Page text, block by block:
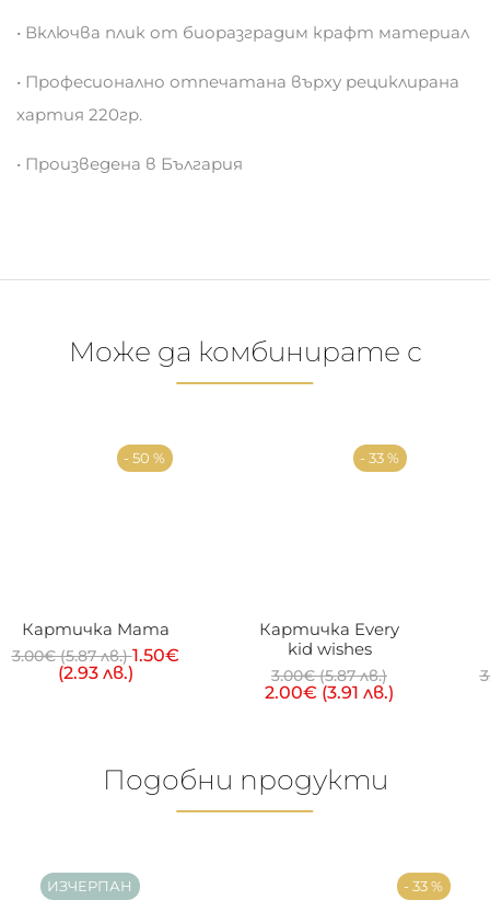
• Включва плик от биоразградим крафт материал
• Професионално отпечатана върху рециклирана
хартия 220гр.
• Произведена в България
Може да комбинирате с
- 50 %
Картичка Mama
3.00€(5.87 лв.)1.50€
(2.93 лв.)
- 33 %
Картичка Every
kid wishes
3.00€(5.87 лв.)
2.00€ (3.91 лв.)
Подобни продукти
ИЗЧЕРПАН - 33 %